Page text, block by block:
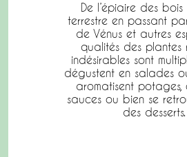
De l’épiaire des
terrestre en passant
de Vénus et autres
qualités des plantes
indésirables sont
dégustent en salades
aromatisent potages,
sauces ou bien se
des desserts.